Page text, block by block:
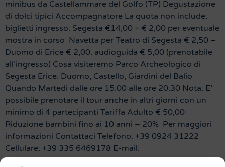
minibus da Castellammare del Golfo (TP) Degustazione
di dolci tipici Accompagnatore La quota non include:
biglietti ingresso: Segesta €14,00 + € 2,00 per eventuale
mostra in corso Navetta per Teatro di Segesta € 2,50 –
Duomo di Erice € 2,00. audioguida € 5,00 (prenotabile
all’ingresso) Cosa visiteremo Parco Archeologico di
Segesta Erice: Duomo, Castello, Giardini del Balio
Quando Martedì dalle ore 15:00 alle ore 20:30 Nota: E’
possibile prenotare il tour anche in altri giorni con un
minimo di 4 partecipanti Tariffa Adulto € 50,00
Riduzione bambini fino ai 10 anni – 20% Per maggiori
informazioni Contattaci Telefono: +39 0924 31222
Cellulare: +39 335 6469178 E-mail:
info@scopeltour.com